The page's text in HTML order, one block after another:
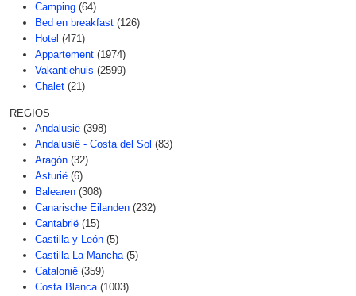
Camping (64)
Bed en breakfast (126)
Hotel (471)
Appartement (1974)
Vakantiehuis (2599)
Chalet (21)
REGIOS
Andalusië (398)
Andalusië - Costa del Sol (83)
Aragón (32)
Asturië (6)
Balearen (308)
Canarische Eilanden (232)
Cantabrië (15)
Castilla y León (5)
Castilla-La Mancha (5)
Catalonië (359)
Costa Blanca (1003)